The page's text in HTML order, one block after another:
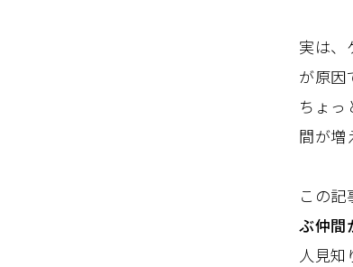
実は、
が原因
ちょっ
間が増
この記
ぶ仲間
人見